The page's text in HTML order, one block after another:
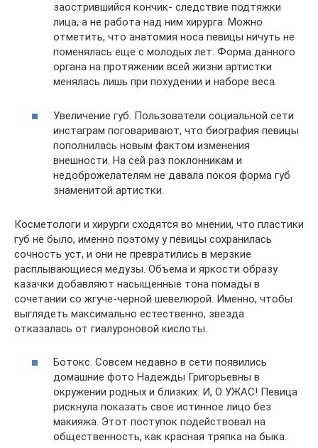
заострившийся кончик- следствие подтяжки
лица, а не работа над ним хирурга. Можно
отметить, что анатомия носа певицы ничуть не
поменялась еще с молодых лет. Форма данного
органа на протяжении всей жизни артистки
менялась лишь при похудении и наборе веса.
Увеличение губ. Пользователи социальной сети
инстаграм поговаривают, что биография певицы
пополнилась новым фактом изменения
внешности. На сей раз поклонникам и
недоброжелателям не давала покоя форма губ
знаменитой артистки.
Косметологи и хирурги сходятся во мнении, что пластики
губ не было, именно поэтому у певицы сохранилась
сочность уст, и они не превратились в мерзкие
расплывающиеся медузы. Объема и яркости образу
казачки добавляют насыщенные тона помады в
сочетании со жгуче-черной шевелюрой. Именно, чтобы
выглядеть максимально естественно, звезда
отказалась от гиалуроновой кислоты.
Ботокс. Совсем недавно в сети появились
домашние фото Надежды Григорьевны в
окружении родных и близких. И, О УЖАС! Певица
рискнула показать свое истинное лицо без
макияжа. Этот поступок подействовал на
общественность, как красная тряпка на быка.